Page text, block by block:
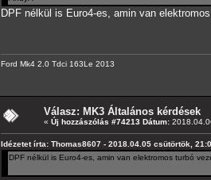
DPF nélkül is Euro4-es, amin van
Ford Mk4 2.0 Tdci 163Le 2013
Válasz: MK3 Általános kérdések
« Új hozzászólás #74213 Dátum:
Idézetet írta: Thomas8607 - 2018.04.05 csütörtök,
DPF nélkül is Euro4-es, amin van elektromos turbó